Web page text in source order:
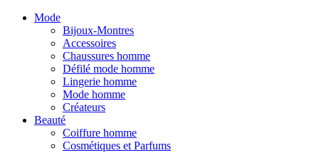
Mode
Bijoux-Montres
Accessoires
Chaussures homme
Défilé mode homme
Lingerie homme
Mode homme
Créateurs
Beauté
Coiffure homme
Cosmétiques et Parfums